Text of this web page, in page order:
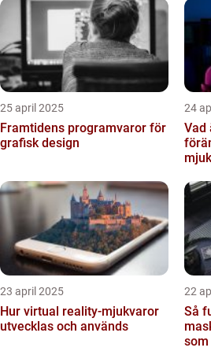
25 april 2025
Framtidens programvaror för
grafisk design
24
Vad
23 april 2025
Hur virtual reality-mjukvaror
utvecklas och används
22
Så